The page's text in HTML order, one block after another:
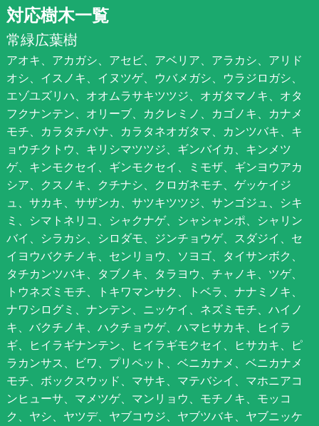
対応樹木一覧
常緑広葉樹
アオキ、アカガシ、アセビ、アベリア、アラカシ、アリド
オシ、イスノキ、イヌツゲ、ウバメガシ、ウラジロガシ、
エゾユズリハ、オオムラサキツツジ、オガタマノキ、オタ
フクナンテン、オリーブ、カクレミノ、カゴノキ、カナメ
モチ、カラタチバナ、カラタネオガタマ、カンツバキ、キ
ョウチクトウ、キリシマツツジ、ギンバイカ、キンメツ
ゲ、キンモクセイ、ギンモクセイ、ミモザ、ギンヨウアカ
シア、クスノキ、クチナシ、クロガネモチ、ゲッケイジ
ュ、サカキ、サザンカ、サツキツツジ、サンゴジュ、シキ
ミ、シマトネリコ、シャクナゲ、シャシャンポ、シャリン
バイ、シラカシ、シロダモ、ジンチョウゲ、スダジイ、セ
イヨウバクチノキ、センリョウ、ソヨゴ、タイサンボク、
タチカンツバキ、タブノキ、タラヨウ、チャノキ、ツゲ、
トウネズミモチ、トキワマンサク、トベラ、ナナミノキ、
ナワシログミ、ナンテン、ニッケイ、ネズミモチ、ハイノ
キ、バクチノキ、ハクチョウゲ、ハマヒサカキ、ヒイラ
ギ、ヒイラギナンテン、ヒイラギモクセイ、ヒサカキ、ピ
ラカンサス、ビワ、プリペット、ベニカナメ、ベニカナメ
モチ、ボックスウッド、マサキ、マテバシイ、マホニアコ
ンヒューサ、マメツゲ、マンリョウ、モチノキ、モッコ
ク、ヤシ、ヤツデ、ヤブコウジ、ヤブツバキ、ヤブニッケ